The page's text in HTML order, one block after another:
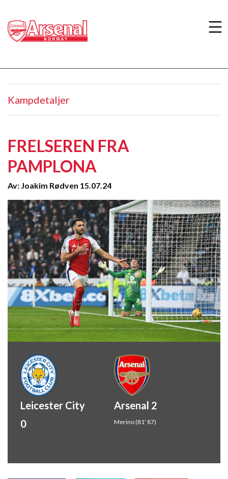
Kampdetaljer
FRELSEREN FRA
PAMPLONA
Av: Joakim Rødven 15.07.24
Leicester City
0
Arsenal 2
Merino (81' 87)